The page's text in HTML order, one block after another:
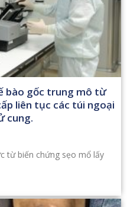
bào gốc trung mô từ
liên tục các túi ngoại
cung.
từ biến chứng sẹo mổ lấy